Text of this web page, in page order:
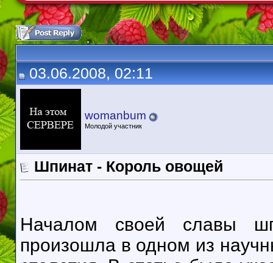
03.06.2008, 02:11
womanbum
Молодой участник
Шпинат - Король овощей
Началом своей славы
произошла в одном из